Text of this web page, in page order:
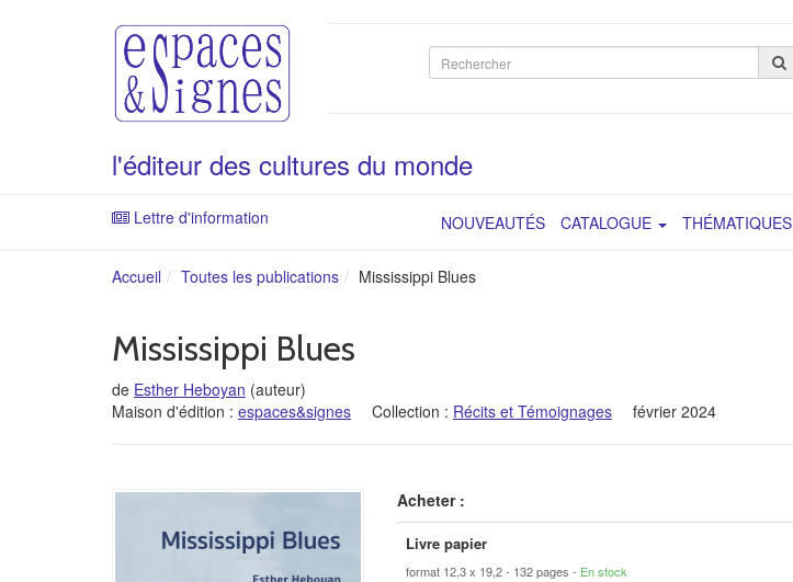
Rechercher
sur
l'éditeur des cultures du monde
Lettre d'information NOUVEAUTÉS CATALOGUE THÉMATIQUES
Accueil Toutes les publications Mississippi Blues
Mississippi Blues
de Esther Heboyan (auteur)
Maison d'édition : espaces&signes Collection : Récits et Témoignages février 2024
Acheter :
Livre papier
format 12,3 x 19,2 132 pages En stock